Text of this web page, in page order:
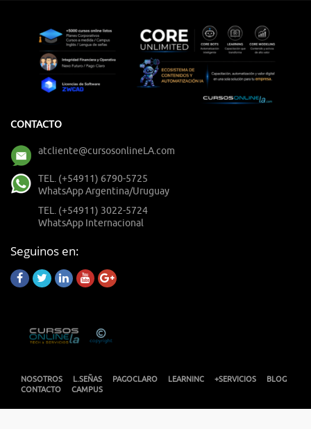
CONTACTO
atcliente@cursosonlineLA.com
TEL. (+54911) 6790-5725
WhatsApp Argentina/Uruguay
TEL. (+54911) 3022-5724
WhatsApp Internacional
Seguinos en:
NOSOTROS L.SEÑAS PAGOCLARO LEARNINC +SERVICIOS
BLOG
CONTACTO
CAMPUS